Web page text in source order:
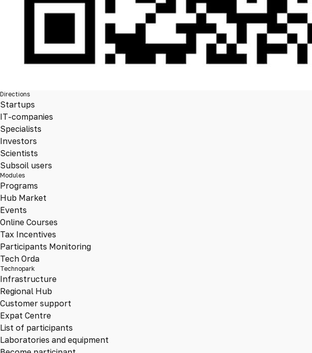
Directions
Startups
IT-companies
Specialists
Investors
Scientists
Subsoil users
Modules
Programs
Hub Market
Events
Online Courses
Tax Incentives
Participants Monitoring
Tech Orda
Technopark
Infrastructure
Regional Hub
Customer support
Expat Centre
List of participants
Laboratories and equipment